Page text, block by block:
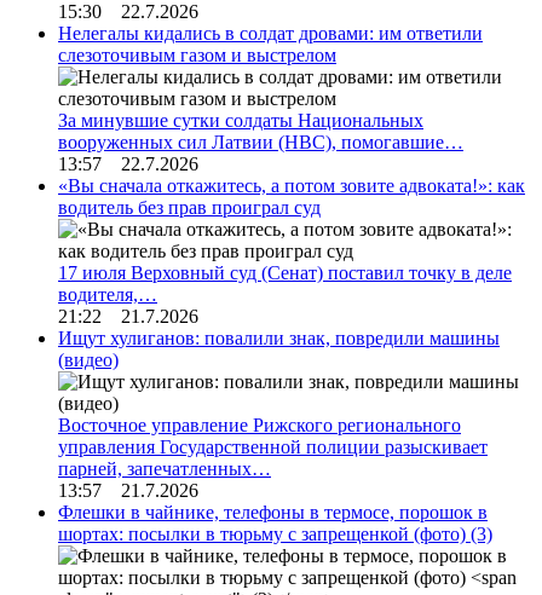
15:30 22.7.2026
Нелегалы кидались в солдат дровами: им ответили
слезоточивым газом и выстрелом
За минувшие сутки солдаты Национальных
вооруженных сил Латвии (НВС), помогавшие…
13:57 22.7.2026
«Вы сначала откажитесь, а потом зовите адвоката!»: как
водитель без прав проиграл суд
17 июля Верховный суд (Сенат) поставил точку в деле
водителя,…
21:22 21.7.2026
Ищут хулиганов: повалили знак, повредили машины
(видео)
Восточное управление Рижского регионального
управления Государственной полиции разыскивает
парней, запечатленных…
13:57 21.7.2026
Флешки в чайнике, телефоны в термосе, порошок в
шортах: посылки в тюрьму с запрещенкой (фото) (3)